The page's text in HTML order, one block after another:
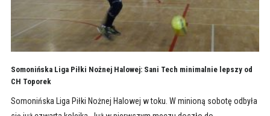
Somonińska Liga Piłki Nożnej Halowej: Sani Tech minimalnie lepszy od
CH Toporek
Somonińska Liga Piłki Nożnej Halowej w toku. W minioną sobotę odbyła